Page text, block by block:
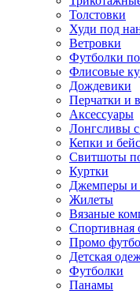
Толстовки
Худи под
Ветровки
Футболки
Флисовые
Дождевики
Перчатки и
Аксессуары
Лонгсливы
Кепки и
Свитшоты
Куртки
Джемперы и
Жилеты
Вязаные
Спортивная
Промо
Детская
Футболки
Панамы